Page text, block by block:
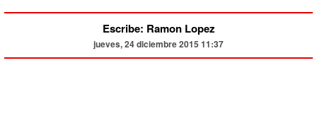
Escribe: Ramon Lopez
jueves, 24 diciembre 2015 11:37